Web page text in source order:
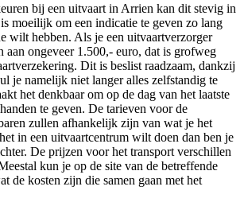
bij een uitvaart in Arrien kan dit stevig in
moeilijk om een indicatie te geven zo lang
wilt hebben. Als je een uitvaartverzorger
aan ongeveer 1.500,- euro, dat is grofweg
Dit is beslist raadzaam, dankzij
je namelijk niet langer alles zelfstandig te
het denkbaar om op de dag van het laatste
te geven. De tarieven voor de
zullen afhankelijk zijn van wat je het
in een uitvaartcentrum wilt doen dan ben je
De prijzen voor het transport verschillen
kun je op de site van de betreffende
de kosten zijn die samen gaan met het